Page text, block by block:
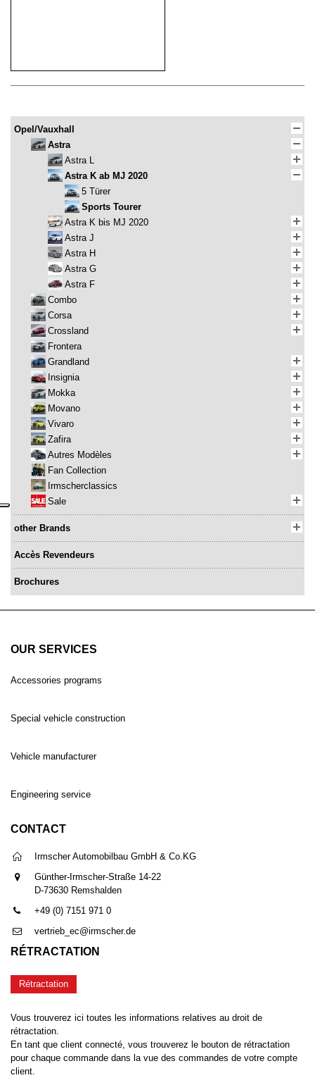
Opel/Vauxhall
Astra
Astra L
Astra K ab MJ 2020
5 Türer
Sports Tourer
Astra K bis MJ 2020
Astra J
Astra H
Astra G
Astra F
Combo
Corsa
Crossland
Frontera
Grandland
Insignia
Mokka
Movano
Vivaro
Zafira
Autres Modèles
Fan Collection
Irmscherclassics
Sale
other Brands
Accès Revendeurs
Brochures
OUR SERVICES
Accessories programs
Special vehicle construction
Vehicle manufacturer
Engineering service
CONTACT
Irmscher Automobilbau GmbH & Co.KG
Günther-Irmscher-Straße 14-22
D-73630 Remshalden
+49 (0) 7151 971 0
vertrieb_ec@irmscher.de
RÉTRACTATION
Rétractation
Vous trouverez ici toutes les informations relatives au droit de
rétractation.
En tant que client connecté, vous trouverez le bouton de rétractation
pour chaque commande dans la vue des commandes de votre compte
client.